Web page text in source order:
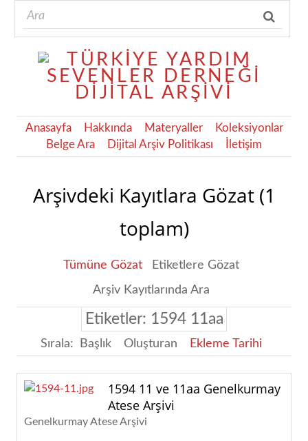
Anasayfa Hakkında Materyaller
Koleksiyonlar
Belge Ara
Dijital Arşiv Politikası İletişim
Arşivdeki Kayıtlara Gözat (1
toplam)
Tümüne Gözat
Etiketlere Gözat
Arşiv Kayıtlarında Ara
Etiketler: 1594 11aa
Sırala: Başlık Oluşturan Ekleme Tarihi
1594 11 ve 11aa Genelkurmay
Atese Arşivi
Genelkurmay Atese Arşivi